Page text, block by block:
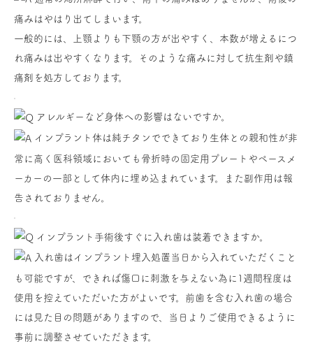
痛みはやはり出てしまいます。
一般的には、上顎よりも下顎の方が出やすく、本数が増えるにつ
れ痛みは出やすくなります。そのような痛みに対して抗生剤や鎮
痛剤を処方しております。
アレルギーなど身体への影響はないですか。
インプラント体は純チタンでできており生体との親和性が非
常に高く医科領域においても骨折時の固定用プレートやペースメ
ーカーの一部として体内に埋め込まれています。また副作用は報
告されておりません。
インプラント手術後すぐに入れ歯は装着できますか。
入れ歯はインプラント埋入処置当日から入れていただくこと
も可能ですが、できれば傷口に刺激を与えない為に1週間程度は
使用を控えていただいた方がよいです。前歯を含む入れ歯の場合
には見た目の問題がありますので、当日よりご使用できるように
事前に調整させていただきます。